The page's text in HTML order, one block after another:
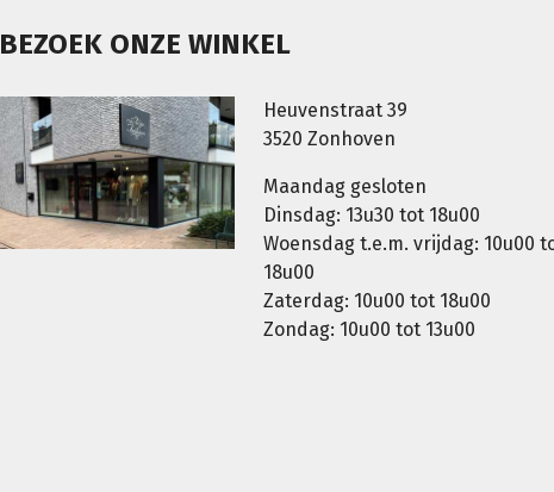
BEZOEK ONZE WINKEL
Heuvenstraat 39
3520 Zonhoven
Maandag gesloten
Dinsdag: 13u30 tot 18u00
Woensdag t.e.m. vrijdag: 10u00
18u00
Zaterdag: 10u00 tot 18u00
Zondag: 10u00 tot 13u00